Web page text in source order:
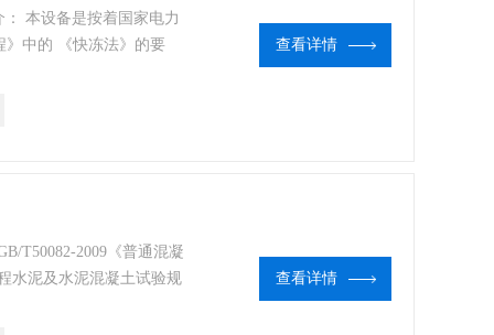
本设备是按着国家电力
》中的 《快冻法》的要
融能力的标准试验方法》
和施工部门对砼快速抗冻
查看详情
T50082-2009《普通混凝
水泥及水泥混凝土试验规
验设备
查看详情